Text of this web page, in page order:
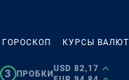
ГОРОСКОП КУРСЫ ВАЛЮТ
3 ПРОБКИ
USD 82,17